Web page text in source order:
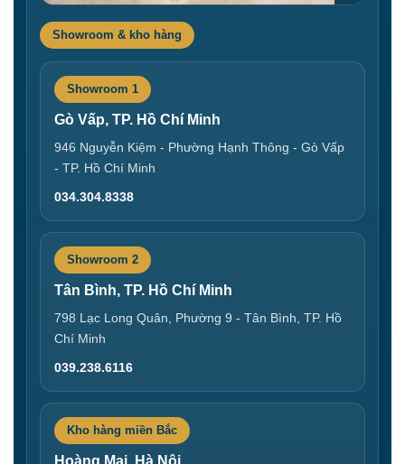
Showroom & kho hàng
Showroom 1
Gò Vấp, TP. Hồ Chí Minh
946 Nguyễn Kiệm - Phường Hạnh Thông - Gò Vấp
- TP. Hồ Chí Minh
034.304.8338
Showroom 2
Tân Bình, TP. Hồ Chí Minh
798 Lạc Long Quân, Phường 9 - Tân Bình, TP. Hồ
Chí Minh
039.238.6116
Kho hàng miền Bắc
Hoàng Mai, Hà Nội